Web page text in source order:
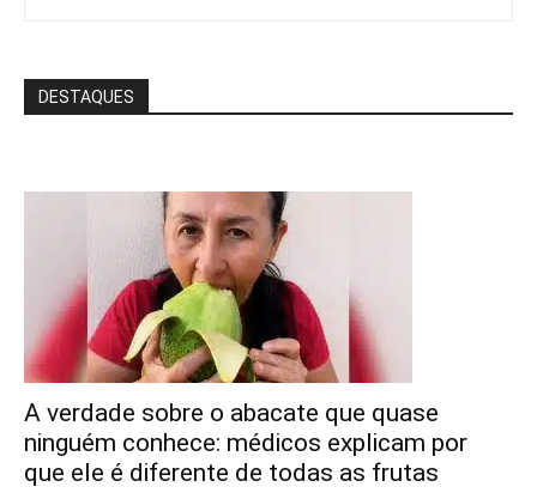
DESTAQUES
A verdade sobre o abacate que quase
ninguém conhece: médicos explicam por
que ele é diferente de todas as frutas